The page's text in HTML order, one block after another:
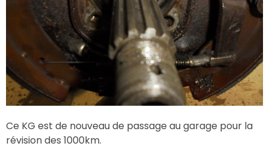
Ce KG est de nouveau de passage au garage pour la
révision des 1000km.